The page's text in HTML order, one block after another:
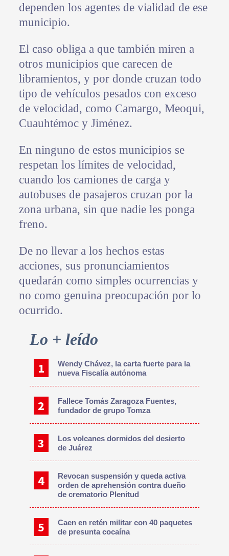
dependen los agentes de vialidad de ese
municipio.
El caso obliga a que también miren a
otros municipios que carecen de
libramientos, y por donde cruzan todo
tipo de vehículos pesados con exceso
de velocidad, como Camargo, Meoqui,
Cuauhtémoc y Jiménez.
En ninguno de estos municipios se
respetan los límites de velocidad,
cuando los camiones de carga y
autobuses de pasajeros cruzan por la
zona urbana, sin que nadie les ponga
freno.
De no llevar a los hechos estas
acciones, sus pronunciamientos
quedarán como simples ocurrencias y
no como genuina preocupación por lo
ocurrido.
Primary
Sidebar
Lo + leído
Wendy Chávez, la carta fuerte para la
nueva Fiscalía autónoma
Fallece Tomás Zaragoza Fuentes,
fundador de grupo Tomza
Los volcanes dormidos del desierto
de Juárez
Revocan suspensión y queda activa
orden de aprehensión contra dueño
de crematorio Plenitud
Caen en retén militar con 40 paquetes
de presunta cocaína